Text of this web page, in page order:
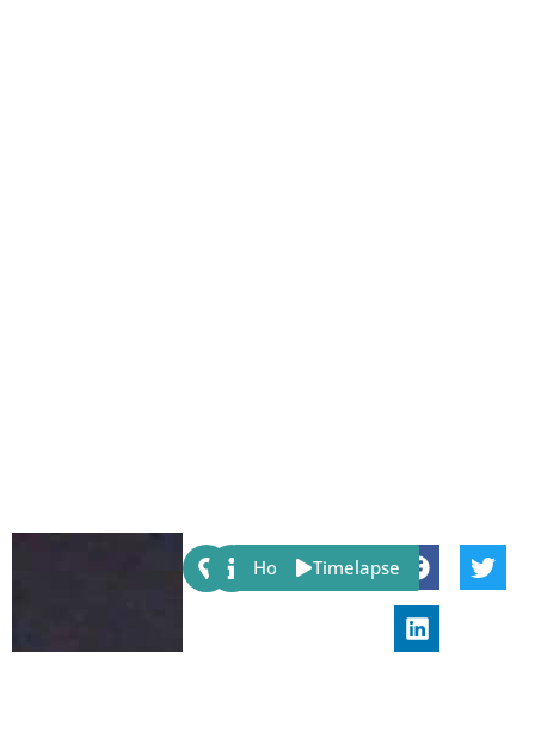
Share:
Host Timelapse